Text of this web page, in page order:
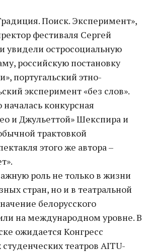
Поиск. Эксперимент»,
фестиваля Сергей
увидели остросоциальную
российскую постановку
португальский этно-
эксперимент «без слов».
конкурсная
и Джульеттой» Шекспира и
трактовкой
этого же автора –
роль не только в жизни
стран, но и в театральной
белорусского
на международном уровне. В
ожидается Конгресс
театров AITU-